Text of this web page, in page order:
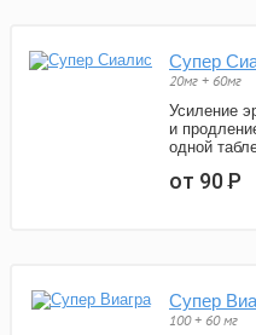
Супер
20мг + 60мг
Усиление
и
одной
от 90Р
Супер
100 + 60 мг